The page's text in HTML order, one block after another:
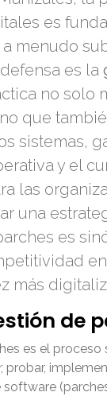
es
menudo
es la
no solo
que
sistemas,
y el
las
una
es
más
de
es el
probar,